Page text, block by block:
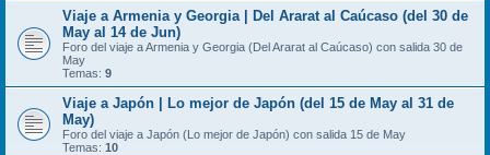
Viaje a Armenia y Georgia | Del Ararat al Caúcaso (del 30 de
May al 14 de Jun)
Foro del viaje a Armenia y Georgia (Del Ararat al Caúcaso) con salida 30 de
May
Temas: 9
Viaje a Japón | Lo mejor de Japón (del 15 de May al 31 de
May)
Foro del viaje a Japón (Lo mejor de Japón) con salida 15 de May
Temas: 10